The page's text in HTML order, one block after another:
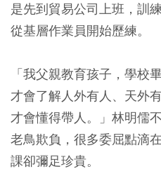
是先到貿易公司上班，訓
從基層作業員開始歷練。
「我父親教育孩子，學校
才會了解人外有人、天外
才會懂得帶人。」林明儒
老鳥欺負，很多委屈點滴
課卻彌足珍貴。